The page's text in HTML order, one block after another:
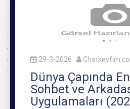
29-3-2026
Dünya Çapında
Sohbet ve
Uygulamaları